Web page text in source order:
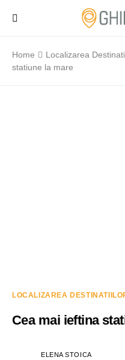
Home Localizarea
statiune la mare
LOCALIZAREA
Cea mai ieftina
ELENA STOICA